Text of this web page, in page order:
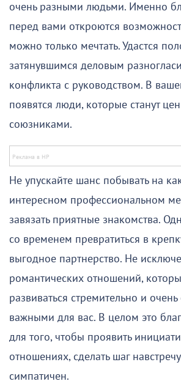
очень разными людьми. Именно
перед вами откроются
можно только мечтать. Удастся
затянувшимся деловым
конфликта с руководством. В
появятся люди, которые станут
союзниками.
Не упускайте шанс побывать на
интересном профессиональном
завязать приятные знакомства.
со временем превратиться в
выгодное партнерство. Не
романтических отношений,
развиваться стремительно и очень
важными для вас. В целом это
для того, чтобы проявить
отношениях, сделать шаг
симпатичен.